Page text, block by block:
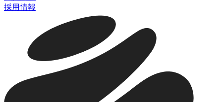
採用情報